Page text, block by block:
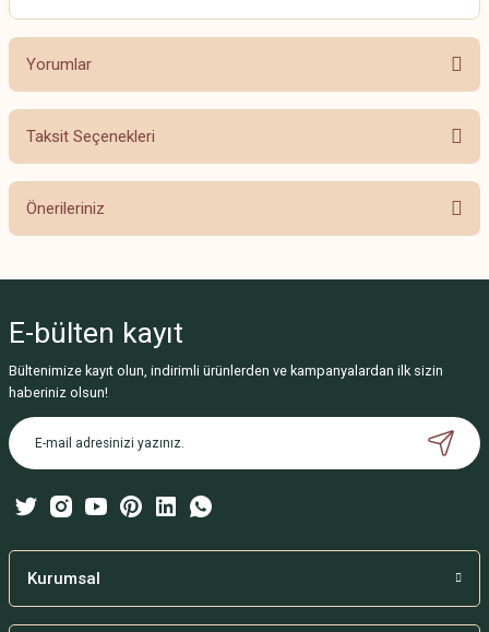
Yorumlar
Bu ürüne ilk yorumu siz yapın!
Taksit Seçenekleri
Önerileriniz
Görüş ve önerileriniz için teşekkür ederiz.
Ürün resmi kalitesiz, bozuk veya görüntülenemiyor.
Ürün açıklamasında eksik bilgiler bulunuyor.
Ürün bilgilerinde hatalar bulunuyor.
Bu ürüne benzer farklı alternatifler olmalı.
E-bülten kayıt
Bültenimize kayıt olun, indirimli ürünlerden ve kampanyalardan ilk sizin
haberiniz olsun!
Kurumsal